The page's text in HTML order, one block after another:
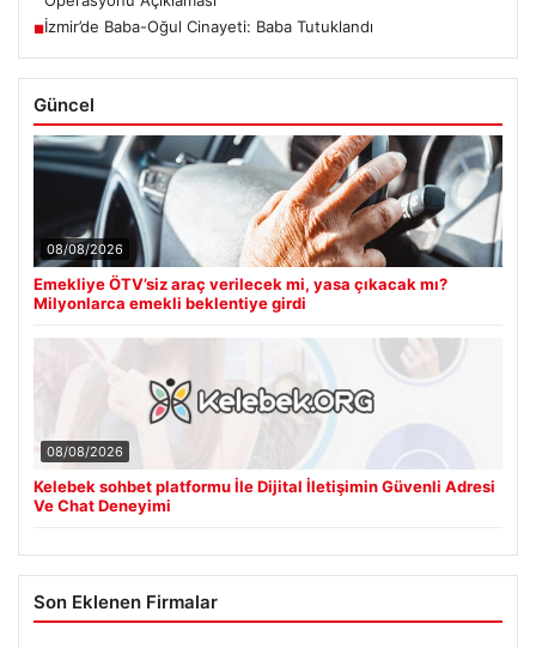
■İzmir’de Baba-Oğul Cinayeti: Baba Tutuklandı
Güncel
08/08/2026
Emekliye ÖTV’siz araç verilecek mi, yasa çıkacak mı?
Milyonlarca emekli beklentiye girdi
08/08/2026
Kelebek sohbet platformu İle Dijital İletişimin Güvenli Adresi
Ve Chat Deneyimi
Son Eklenen Firmalar